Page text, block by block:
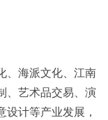
海派文化、江南
、艺术品交易、演
计等产业发展，